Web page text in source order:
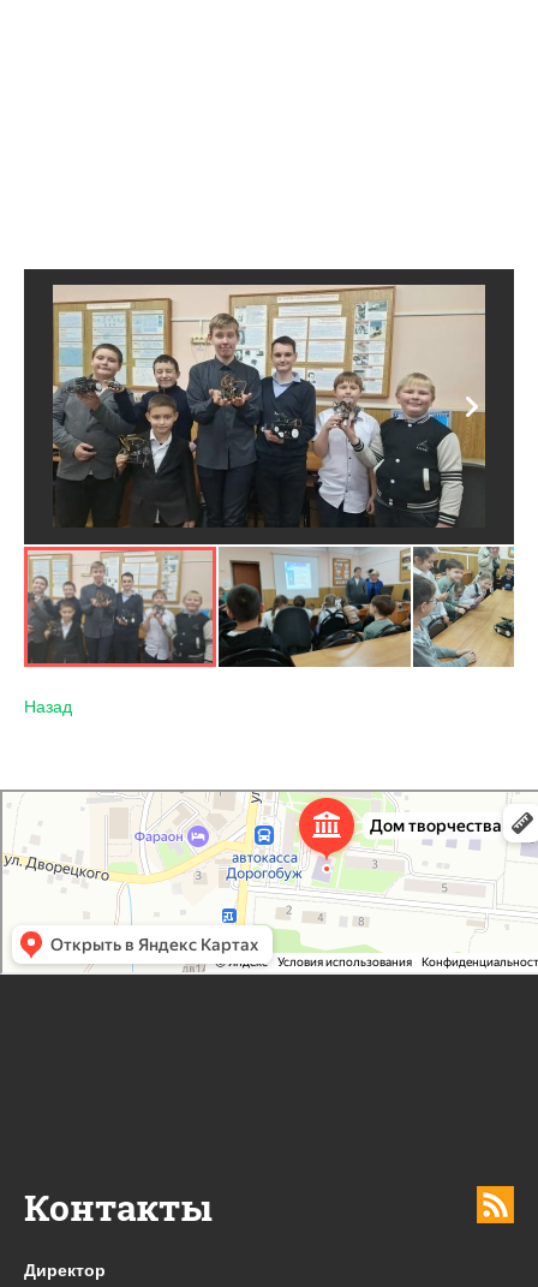
Оценили
42
человек
Назад
Контакты
Директор
Дорогобужский дом детского творчества
Дом культуры в Дорогобуже
Дополнительное образование в Дорогобуже